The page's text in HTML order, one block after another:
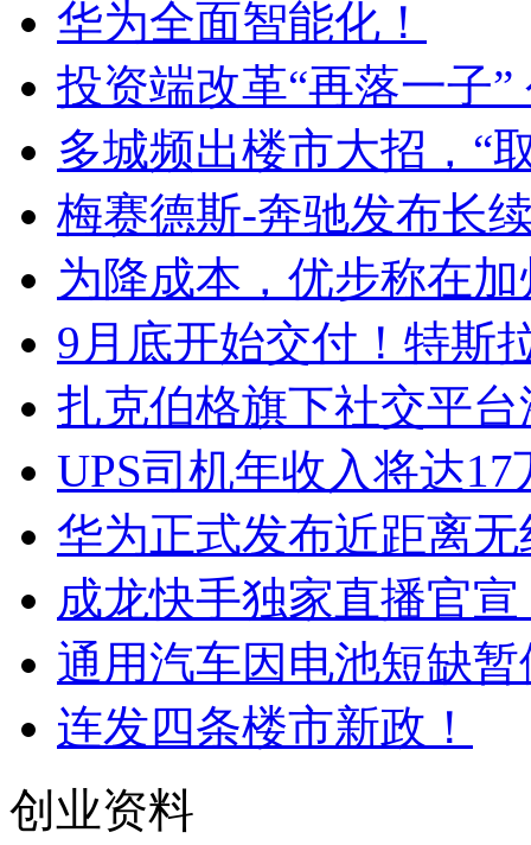
华为全面智能化！
投资端改革“再落一子
多城频出楼市大招，“
梅赛德斯-奔驰发布长
为降成本，优步称在
9月底开始交付！特斯
扎克伯格旗下社交平
UPS司机年收入将达
华为正式发布近距离
成龙快手独家直播官
通用汽车因电池短缺
连发四条楼市新政！
创业资料